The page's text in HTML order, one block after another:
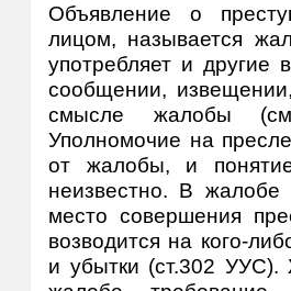
Объявление о
лицом, называется
употребляет и другие
сообщении,
смысле жалобы
Уполномочие на
от жалобы, и
неизвестно. В
место совершения
возводится на кого-
и убытки (ст.302